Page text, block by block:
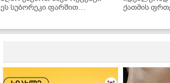
ეს სუბორეკი ფარშით
ქათმის